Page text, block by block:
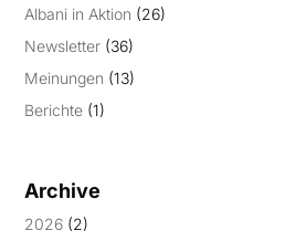
Albani in Aktion (26)
Newsletter (36)
Meinungen (13)
Berichte (1)
Archive
2026 (2)